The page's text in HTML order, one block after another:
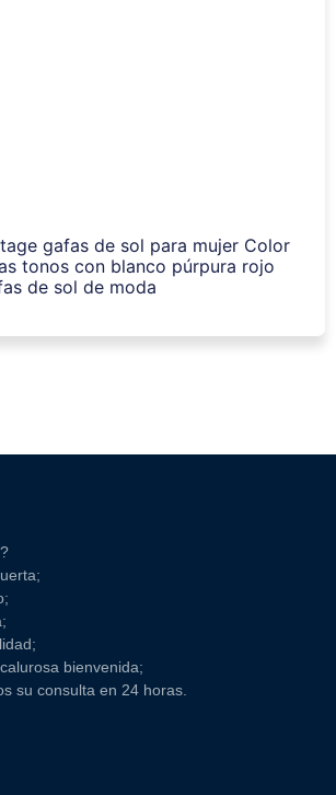
gafas de sol para mujer Color
tonos con blanco púrpura rojo
de sol de moda
bienvenida;
su consulta en 24 horas.